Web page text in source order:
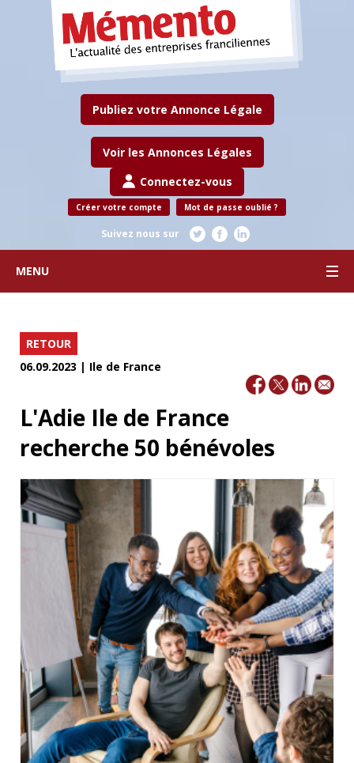
Publiez votre Annonce Légale
Voir les Annonces Légales
Connectez-vous
Créer votre compte Mot de passe oublié ?
Suivez nous sur
MENU
RETOUR
06.09.2023 | Ile de France
L'Adie Ile de France
recherche 50 bénévoles